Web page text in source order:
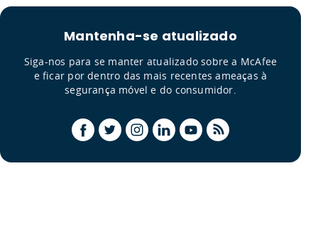
Mantenha-se atualizado
Siga-nos para se manter atualizado sobre a McAfee
e ficar por dentro das mais recentes ameaças à
segurança móvel e do consumidor.